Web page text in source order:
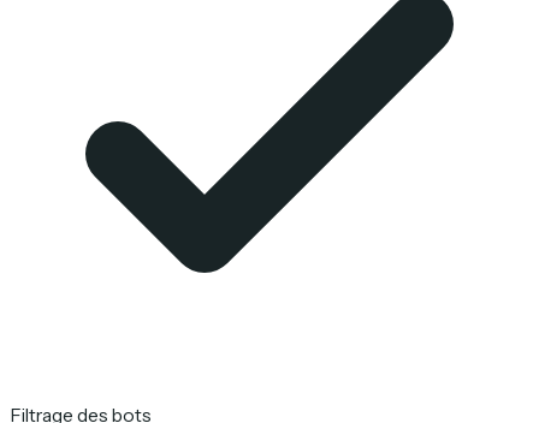
Filtrage des bots